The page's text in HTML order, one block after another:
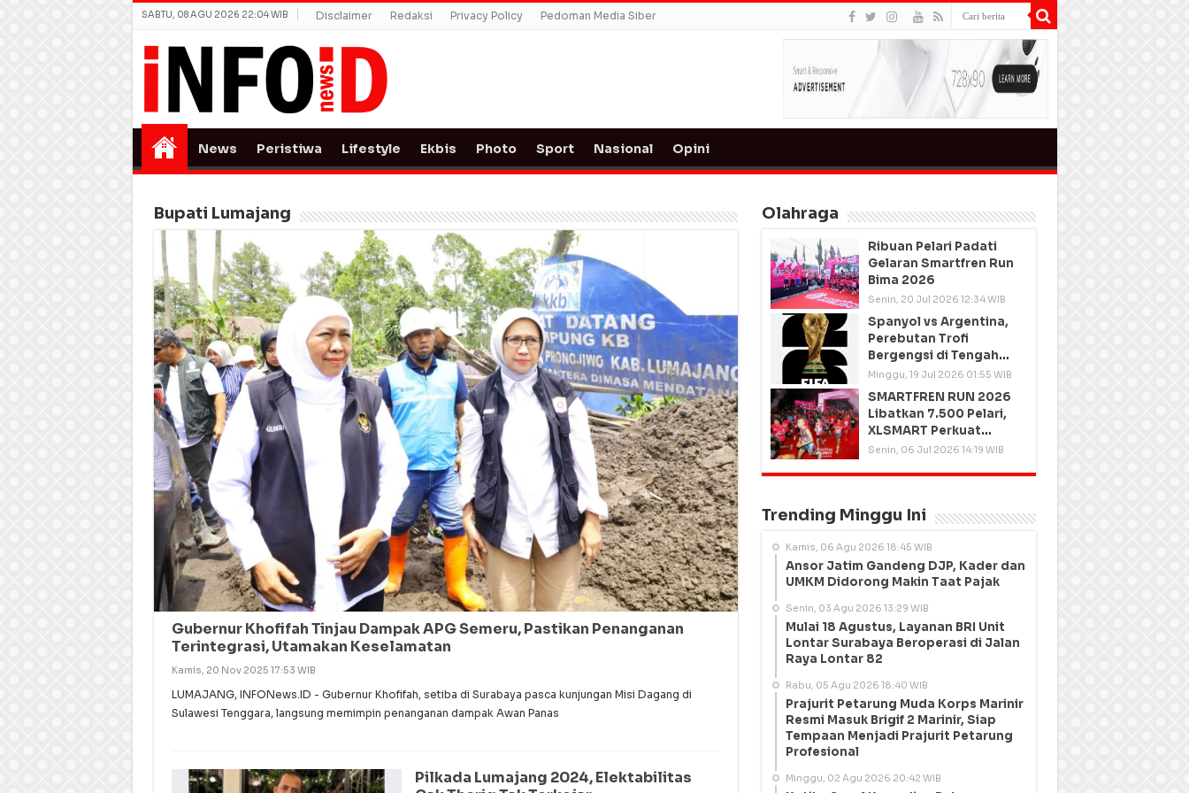
SABTU, 08 AGU 2026 22:04 WIB Disclaimer Redaksi Privacy Policy Pedoman Media Siber
News Peristiwa Lifestyle Ekbis Photo Sport Nasional Opini
Bupati Lumajang
Gubernur Khofifah Tinjau Dampak APG Semeru, Pastikan Penanganan
Terintegrasi, Utamakan Keselamatan
Kamis, 20 Nov 2025 17:53 WIB
LUMAJANG, INFONews.ID - Gubernur Khofifah, setiba di Surabaya pasca kunjungan Misi Dagang di
Sulawesi Tenggara, langsung memimpin penanganan dampak Awan Panas
Pilkada Lumajang 2024, Elektabilitas
Olahraga
Ribuan Pelari Padati
Gelaran Smartfren Run
Bima 2026
Senin, 20 Jul 2026 12:34 WIB
Spanyol vs Argentina,
Perebutan Trofi
Bergengsi di Tengah
Semangat Persatuan
Minggu, 19 Jul 2026 01:55 WIB
SMARTFREN RUN 2026
Libatkan 7.500 Pelari,
XLSMART Perkuat
Kedekatan dengan
Senin, 06 Jul 2026 14:19 WIB
Trending Minggu Ini
Kamis, 06 Agu 2026 18:45 WIB
Ansor Jatim Gandeng DJP, Kader dan
UMKM Didorong Makin Taat Pajak
Senin, 03 Agu 2026 13:29 WIB
Mulai 18 Agustus, Layanan BRI Unit
Lontar Surabaya Beroperasi di Jalan
Raya Lontar 82
Rabu, 05 Agu 2026 18:40 WIB
Prajurit Petarung Muda Korps Marinir
Resmi Masuk Brigif 2 Marinir, Siap
Tempaan Menjadi Prajurit Petarung
Profesional
Minggu, 02 Agu 2026 20:42 WIB